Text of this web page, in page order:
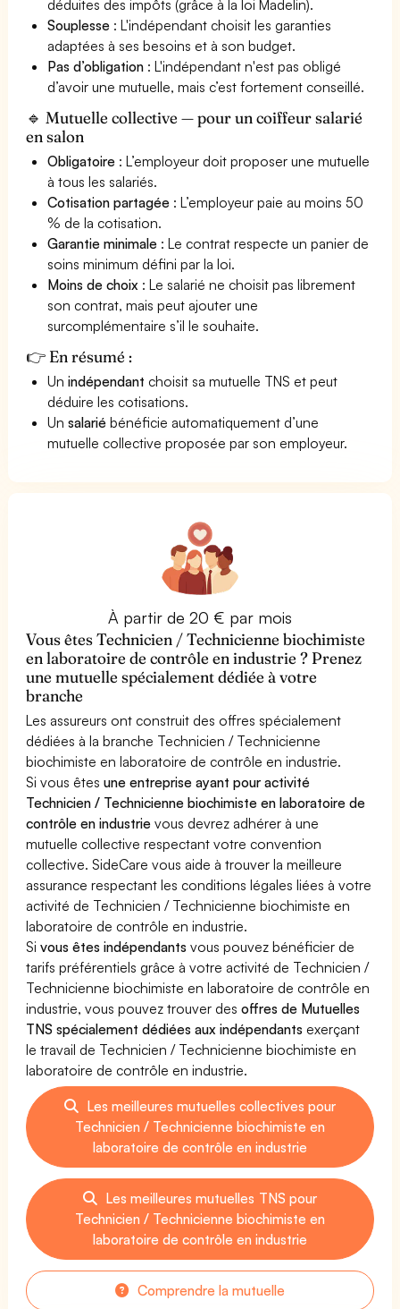
déduites des impôts (grâce à la loi Madelin).
Souplesse : L'indépendant choisit les garanties
adaptées à ses besoins et à son budget.
Pas d’obligation : L'indépendant n'est pas obligé
d’avoir une mutuelle, mais c’est fortement conseillé.
🔹 Mutuelle collective — pour un coiffeur salarié
en salon
Obligatoire : L’employeur doit proposer une mutuelle
à tous les salariés.
Cotisation partagée : L’employeur paie au moins 50
% de la cotisation.
Garantie minimale : Le contrat respecte un panier de
soins minimum défini par la loi.
Moins de choix : Le salarié ne choisit pas librement
son contrat, mais peut ajouter une
surcomplémentaire s’il le souhaite.
👉 En résumé :
Unindépendant choisit sa mutuelle TNS et peut
déduire les cotisations.
Unsalarié bénéficie automatiquement d’une
mutuelle collective proposée par son employeur.
À partir de 20 € par mois
Vous êtes Technicien / Technicienne biochimiste
en laboratoire de contrôle en industrie ? Prenez
une mutuelle spécialement dédiée à votre
branche
Les assureurs ont construit des offres spécialement
dédiées à la branche Technicien / Technicienne
biochimiste en laboratoire de contrôle en industrie.
Si vous êtesune entreprise ayant pour activité
Technicien / Technicienne biochimiste en laboratoire de
contrôle en industrie vous devrez adhérer à une
mutuelle collective respectant votre convention
collective. SideCare vous aide à trouver la meilleure
assurance respectant les conditions légales liées à votre
activité de Technicien / Technicienne biochimiste en
laboratoire de contrôle en industrie.
Sivous êtes indépendants vous pouvez bénéficier de
tarifs préférentiels grâce à votre activité de Technicien /
Technicienne biochimiste en laboratoire de contrôle en
industrie, vous pouvez trouver desoffres de Mutuelles
TNS spécialement dédiées aux indépendants exerçant
le travail de Technicien / Technicienne biochimiste en
laboratoire de contrôle en industrie.
Les meilleures mutuelles collectives pour
Technicien / Technicienne biochimiste en
laboratoire de contrôle en industrie
Les meilleures mutuelles TNS pour
Technicien / Technicienne biochimiste en
laboratoire de contrôle en industrie
Comprendre la mutuelle